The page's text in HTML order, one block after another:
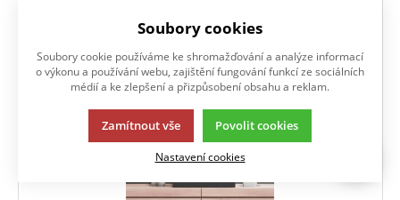
mechanickým vypínačem
Oblíbené
Soubory cookies
Soubory cookie používáme ke shromažďování a analýze informací
o výkonu a používání webu, zajištění fungování funkcí ze sociálních
médií a ke zlepšení a přizpůsobení obsahu a reklam.
Zamítnout vše Povolit cookies
Nastavení cookies